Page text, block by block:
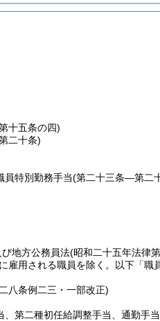
十五条の四)
二十条)
員特別勤務手当(第二十三条―第二
地方公務員法(昭和二十五年法律
雇用される職員を除く。以下「職
八条例二三・一部改正)
第二種初任給調整手当、通勤手